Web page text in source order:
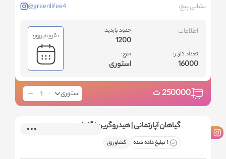
نشانی پیج: @greenlifee4
اطلاعات
تعداد کاربر:
16000
حدود بازدید:
1200
طرح:
استوری
تقویم رزور:
250000ت استوری
گیاهان آپارتمانی | هیدروگرین | گلدان
1 تبلیغ داده شده کشاورزی